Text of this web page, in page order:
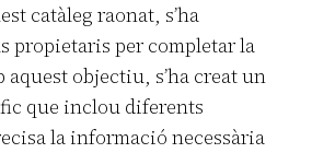
catàleg raonat, s’ha
propietaris per completar la
objectiu, s’ha creat un
que inclou diferents
la informació necessària